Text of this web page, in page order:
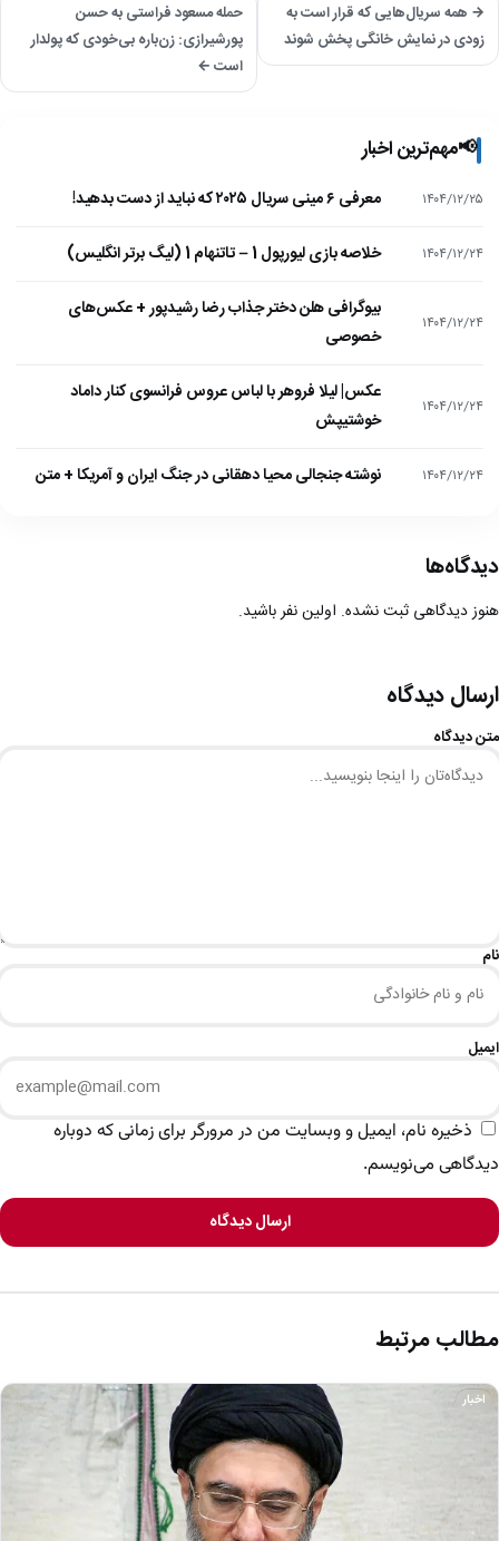
→ همه سریال‌هایی که قرار است به
زودی در نمایش خانگی پخش شوند
حمله مسعود فراستی به حسن
پورشیرازی: زن‌باره بی‌خودی که پولدار
است ←
📢مهم‌ترین اخبار
۱۴۰۴/۱۲/۲۵ معرفی ۶ مینی سریال ۲۰۲۵ که نباید از دست بدهید!
۱۴۰۴/۱۲/۲۴ خلاصه بازی لیورپول 1 – تاتنهام 1 (لیگ برتر انگلیس)
۱۴۰۴/۱۲/۲۴
بیوگرافی هلن دختر جذاب رضا رشیدپور + عکس‌های
خصوصی
۱۴۰۴/۱۲/۲۴
عکس| لیلا فروهر با لباس عروس فرانسوی کنار داماد
خوشتیپش
۱۴۰۴/۱۲/۲۴ نوشته جنجالی محیا دهقانی در جنگ ایران و آمریکا + متن
دیدگاه‌ها
هنوز دیدگاهی ثبت نشده. اولین نفر باشید.
ارسال دیدگاه
متن دیدگاه
نام
ایمیل
ذخیره نام، ایمیل و وبسایت من در مرورگر برای زمانی که دوباره
دیدگاهی می‌نویسم.
ارسال دیدگاه
مطالب مرتبط
اخبار